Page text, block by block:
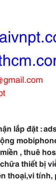
lắp đặt :
, thuê
thiết bị
thoại,vi